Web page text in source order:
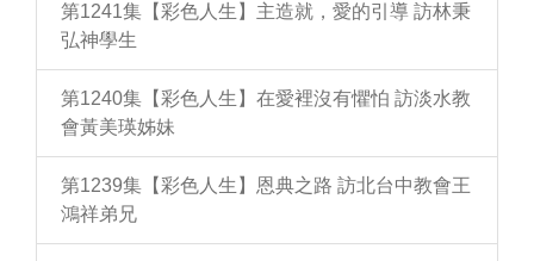
第1241集【彩色人生】主造就，愛的引導 訪林秉
弘神學生
第1240集【彩色人生】在愛裡沒有懼怕 訪淡水教
會黃美瑛姊妹
第1239集【彩色人生】恩典之路 訪北台中教會王
鴻祥弟兄